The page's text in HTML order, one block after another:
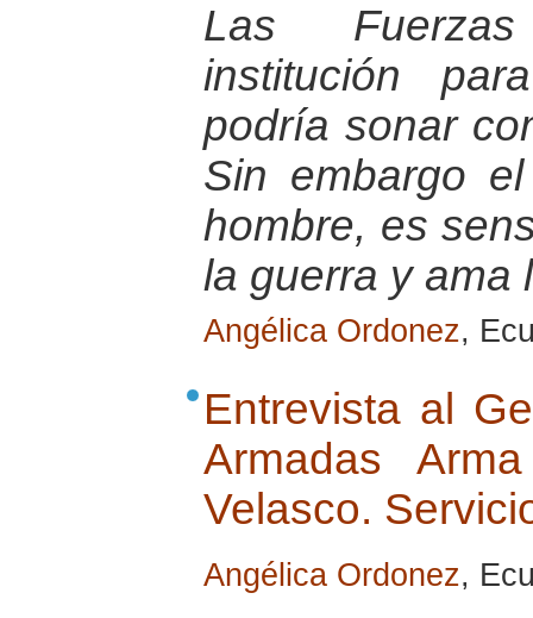
Las
institución
podría sonar
Sin embargo
hombre, es
la guerra y ama
Angélica Ordonez,
Entrevista al
Armadas
Velasco.
Angélica Ordonez,